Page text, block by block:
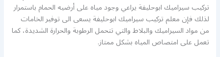
تركيب سيراميك ابوحليفة يراعي وجود مياه على أرضيه الحمام باستمرار
لذلك فإن معلم تركيب سيراميك ابوحليفة يسعى الى توفير الخامات
من مواد السيراميك والبلاط والتي تتحمل الرطوبة والحرارة الشديدة، كما
تعمل على امتصاص المياه بشكل ممتاز.